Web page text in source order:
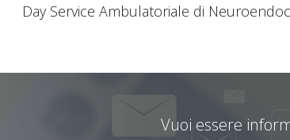
Day Service Ambulatoriale di
Vuoi essere